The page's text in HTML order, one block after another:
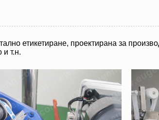
етикетиране, проектирана за
и т.н.